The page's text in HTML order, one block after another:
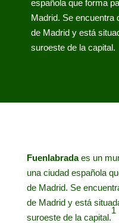
española que forma
Madrid. Se encuentra
de Madrid y está
suroeste de la capital.​
Fuenlabrada es un
una ciudad española
de Madrid. Se
de Madrid y está
suroeste de la capital.
1